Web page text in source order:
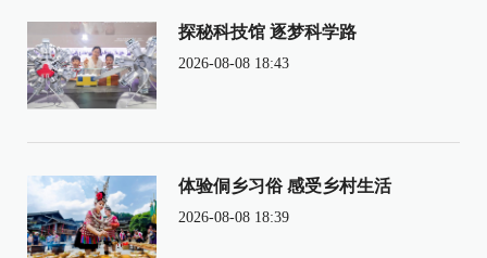
探秘科技馆 逐梦科学路
2026-08-08 18:43
体验侗乡习俗 感受乡村生活
2026-08-08 18:39